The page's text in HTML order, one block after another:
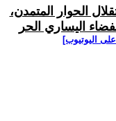
الحوار المتمدن،
اليساري الحر
اليوتيوب]